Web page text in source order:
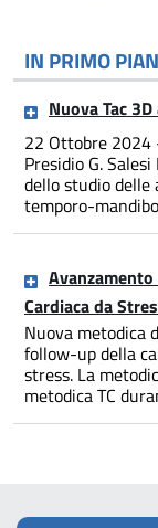
IN PRIMO
Nuova Tac
22 Ottobre 2024
Presidio G.
dello studio
temporo-
Cardiaca da
Nuova metodica
follow-up della
stress. La
metodica TC